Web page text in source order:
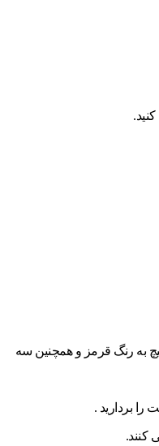
یک درایور پیچ صلیبی استفاده کنید و ۴ پیچ به رنگ قرمز و همچنین سه
بردارید .